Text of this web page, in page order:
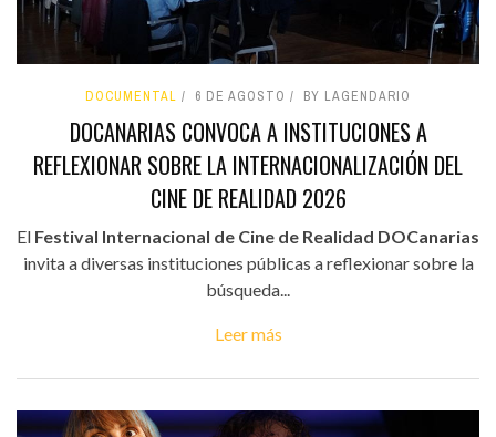
DOCUMENTAL 6 DE AGOSTO BY LAGENDARIO
DOCANARIAS CONVOCA A INSTITUCIONES A
REFLEXIONAR SOBRE LA INTERNACIONALIZACIÓN DEL
CINE DE REALIDAD 2026
El Festival Internacional de Cine de Realidad DOCanarias
invita a diversas instituciones públicas a reflexionar sobre la
búsqueda...
Leer más